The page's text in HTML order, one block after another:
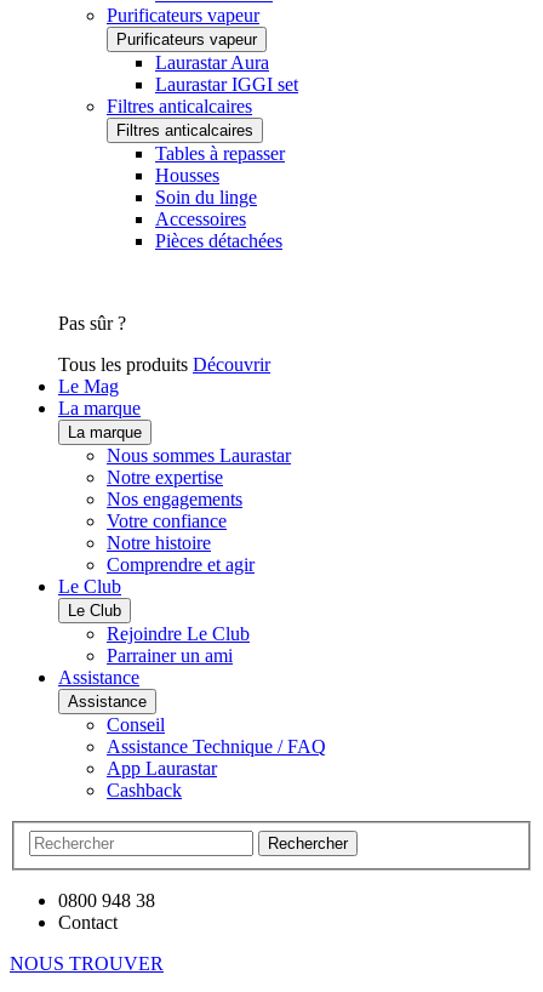
Purificateurs vapeur
Purificateurs vapeur
Laurastar Aura
Laurastar IGGI set
Filtres anticalcaires
Filtres anticalcaires
Tables à repasser
Housses
Soin du linge
Accessoires
Pièces détachées
Pas sûr ?
Tous les produits Découvrir
Le Mag
La marque
La marque
Nous sommes Laurastar
Notre expertise
Nos engagements
Votre confiance
Notre histoire
Comprendre et agir
Le Club
Le Club
Rejoindre Le Club
Parrainer un ami
Assistance
Assistance
Conseil
Assistance Technique / FAQ
App Laurastar
Cashback
Rechercher
0800 948 38
Contact
NOUS TROUVER